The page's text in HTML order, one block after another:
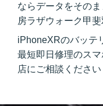
ならデータをその
房ラザウォーク甲
iPhoneXRのバッテ
最短即日修理のス
店にご相談ください